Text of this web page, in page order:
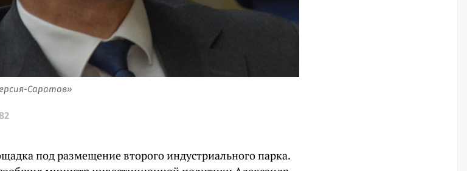
Саратов»
под размещение второго индустриального парка.